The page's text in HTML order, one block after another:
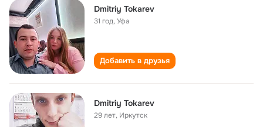
Dmitriy Tokarev
31 год,Уфа
Добавить в друзья
Dmitriy Tokarev
29 лет, Иркутск